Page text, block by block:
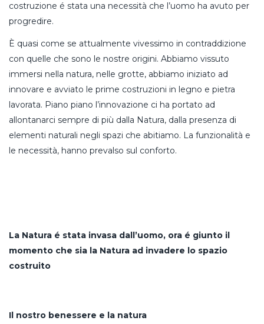
costruzione é stata una necessità che l’uomo ha avuto per
progredire.
È quasi come se attualmente vivessimo in contraddizione
con quelle che sono le nostre origini. Abbiamo vissuto
immersi nella natura, nelle grotte, abbiamo iniziato ad
innovare e avviato le prime costruzioni in legno e pietra
lavorata. Piano piano l’innovazione ci ha portato ad
allontanarci sempre di più dalla Natura, dalla presenza di
elementi naturali negli spazi che abitiamo. La funzionalità e
le necessità, hanno prevalso sul conforto.
La Natura é stata invasa dall’uomo, ora é giunto il
momento che sia la Natura ad invadere lo spazio
costruito
Il nostro benessere e la natura